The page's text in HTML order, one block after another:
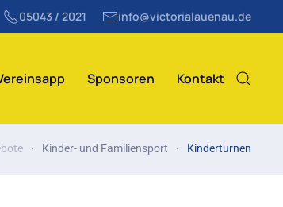
05043 / 2021 info@victorialauenau.de
Sponsoren Kontakt
Kinder- und Familiensport Kinderturnen